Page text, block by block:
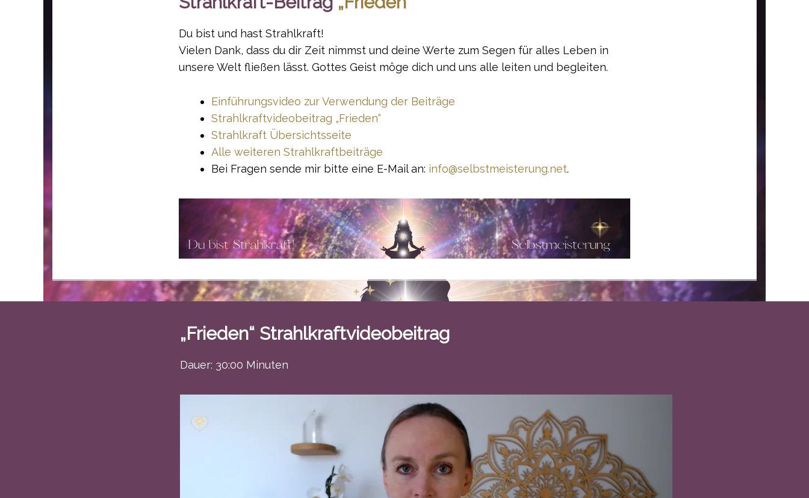
Du bist und hast Strahlkraft!
Vielen Dank, dass du dir Zeit nimmst und deine Werte zum Segen für alles Leben in
unsere Welt fließen lässt. Gottes Geist möge dich und uns alle leiten und begleiten.
Einführungsvideo zur Verwendung der Beiträge
Strahlkraftvideobeitrag „Frieden“
Strahlkraft Übersichtsseite
Alle weiteren Strahlkraftbeiträge
Bei Fragen sende mir bitte eine E-Mail an: info@selbstmeisterung.net.
„Frieden“ Strahlkraftvideobeitrag
Dauer: 30:00 Minuten